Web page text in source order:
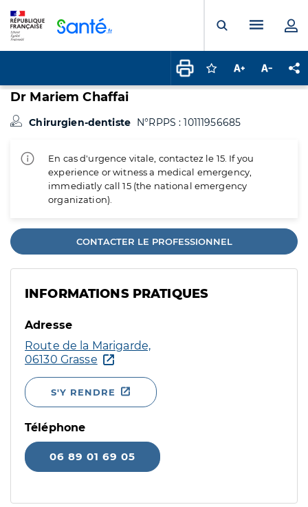
Ouvrir laMenu
Connectez-vous
Augmenter la
Dr Mariem Chaffai
Chirurgien-dentiste N°RPPS : 10111956685
En cas d'urgence vitale, contactez le 15. If you
experience or witness a medical emergency,
immediatly call 15 (the national emergency
organization).
CONTACTER LE PROFESSIONNEL
INFORMATIONS PRATIQUES
Adresse
Route de la Marigarde,
06130 Grasse
S'Y RENDRE
Téléphone
06 89 01 69 05